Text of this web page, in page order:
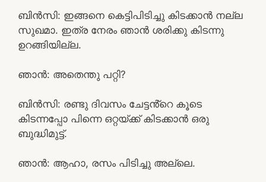
ബിൻസി: ഇങ്ങനെ കെട്ടിപിടിച്ചു കിടക്കാൻ നല്ല
സുഖമാ. ഇത്ര നേരം ഞാൻ ശരിക്കു കിടന്നു
ഉറങ്ങിയില്ല.
ഞാൻ: അതെന്തു പറ്റി?
ബിൻസി: രണ്ടു ദിവസം ചേട്ടൻ്റെ കൂടെ
കിടന്നപ്പോ പിന്നെ ഒറ്റയ്ക്ക് കിടക്കാൻ ഒരു
ബുദ്ധിമുട്ട്.
ഞാൻ: ആഹാ, രസം പിടിച്ചു അല്ലെ.